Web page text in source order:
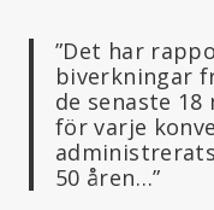
”Det har
biverkningar
de senaste
för varje
50 åren…”